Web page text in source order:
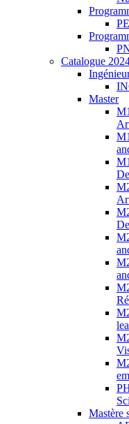
Catalogue
Master
Mastère